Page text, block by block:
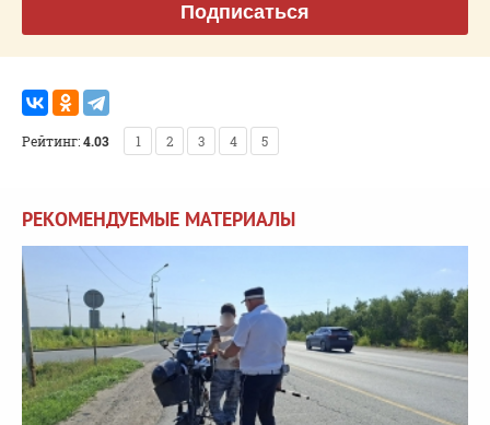
Подписаться
Рейтинг:4.03 1 2 3 4 5
РЕКОМЕНДУЕМЫЕ МАТЕРИАЛЫ